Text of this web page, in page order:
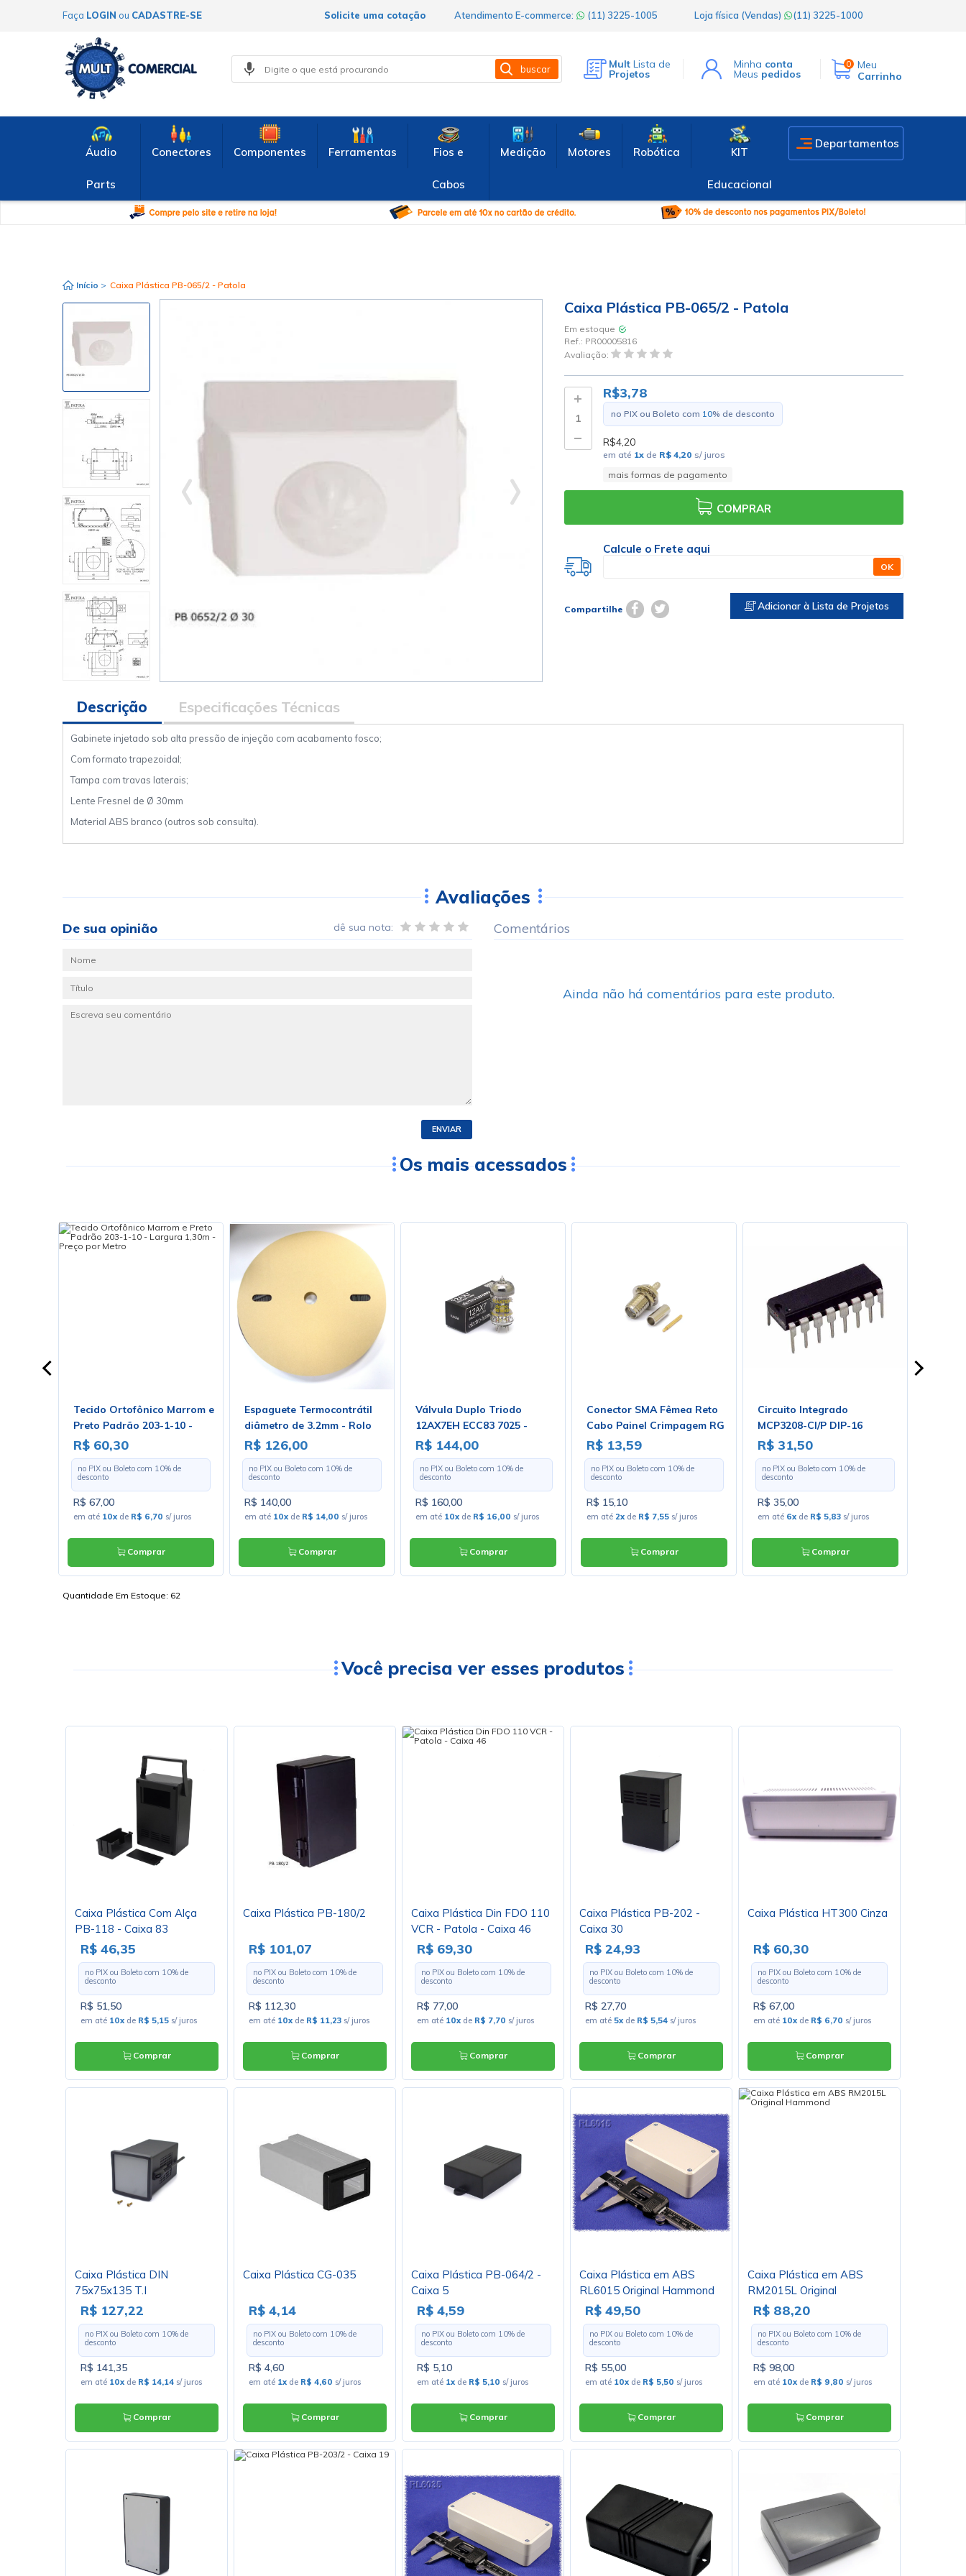
Faça LOGIN ou CADASTRE-SE Atendimento E-commerce: (11) 3225-1005 Loja física (Vendas) (11) 3225-1000
Solicite uma cotação
buscar Mult Lista de
Projetos
Minha conta
Meus pedidos
0
Meu
Carrinho
Áudio
Parts
Conectores Componentes Ferramentas Fios e
Cabos
Medição Motores Robótica KIT
Educacional
Departamentos
Início > Caixa Plástica PB-065/2 - Patola
Caixa Plástica PB-065/2 - Patola
Em estoque
Ref.: PR00005816
Avaliação:
R$3,78
no PIX ou Boleto com 10% de desconto
R$4,20
em até 1xde R$ 4,20 s/ juros
mais formas de pagamento
COMPRAR
Calcule o Frete aqui
OK
Compartilhe Adicionar à Lista de Projetos
Descrição
Gabinete injetado sob alta pressão de injeção com acabamento fosco;
Com formato trapezoidal;
Tampa com travas laterais;
Lente Fresnel de Ø 30mm
Material ABS branco (outros sob consulta).
Especificações Técnicas
Avaliações
De sua opinião dê sua nota:
ENVIAR
Comentários
Ainda não há comentários para este produto.
Os mais acessados
Tecido Ortofônico Marrom e
Preto Padrão 203-1-10 -
Largura 1,30m - Preço por
Metro
R$ 60,30
no PIX ou Boleto com 10% de
desconto
R$ 67,00
em até 10xde R$ 6,70 s/ juros
Comprar
Espaguete Termocontrátil
diâmetro de 3.2mm - Rolo
Com 100 Metros
R$ 126,00
no PIX ou Boleto com 10% de
desconto
R$ 140,00
em até 10xde R$ 14,00 s/ juros
Comprar
Válvula Duplo Triodo
12AX7EH ECC83 7025 -
Electro-Harmonix
R$ 144,00
no PIX ou Boleto com 10% de
desconto
R$ 160,00
em até 10xde R$ 16,00 s/ juros
Comprar
Conector SMA Fêmea Reto
Cabo Painel Crimpagem RG
174 com Pino Macho - 3081
- Gav 38
R$ 13,59
no PIX ou Boleto com 10% de
desconto
R$ 15,10
em até 2xde R$ 7,55s/ juros
Comprar
Circuito Integrado
MCP3208-CI/P DIP-16
R$ 31,50
no PIX ou Boleto com 10% de
desconto
R$ 35,00
em até 6xde R$ 5,83s/ juros
Comprar
Quantidade Em Estoque: 62
Você precisa ver esses produtos
Caixa Plástica Com Alça
PB-118 - Caixa 83
R$ 46,35
no PIX ou Boleto com 10% de
desconto
R$ 51,50
em até 10x de R$ 5,15 s/ juros
Comprar
Caixa Plástica PB-180/2
R$ 101,07
no PIX ou Boleto com 10% de
desconto
R$ 112,30
em até 10x de R$ 11,23 s/ juros
Comprar
Caixa Plástica Din FDO 110
VCR - Patola - Caixa 46
R$ 69,30
no PIX ou Boleto com 10% de
desconto
R$ 77,00
em até 10x de R$ 7,70 s/ juros
Comprar
Caixa Plástica PB-202 -
Caixa 30
R$ 24,93
no PIX ou Boleto com 10% de
desconto
R$ 27,70
em até 5x de R$ 5,54 s/ juros
Comprar
Caixa Plástica HT300 Cinza
R$ 60,30
no PIX ou Boleto com 10% de
desconto
R$ 67,00
em até 10x de R$ 6,70 s/ juros
Comprar
Caixa Plástica DIN
75x75x135 T.I
R$ 127,22
no PIX ou Boleto com 10% de
desconto
R$ 141,35
em até 10x de R$ 14,14 s/ juros
Comprar
Caixa Plástica CG-035
R$ 4,14
no PIX ou Boleto com 10% de
desconto
R$ 4,60
em até 1x de R$ 4,60 s/ juros
Comprar
Caixa Plástica PB-064/2 -
Caixa 5
R$ 4,59
no PIX ou Boleto com 10% de
desconto
R$ 5,10
em até 1x de R$ 5,10 s/ juros
Comprar
Caixa Plástica em ABS
RL6015 Original Hammond
R$ 49,50
no PIX ou Boleto com 10% de
desconto
R$ 55,00
em até 10x de R$ 5,50 s/ juros
Comprar
Caixa Plástica em ABS
RM2015L Original
Hammond
R$ 88,20
no PIX ou Boleto com 10% de
desconto
R$ 98,00
em até 10x de R$ 9,80 s/ juros
Comprar